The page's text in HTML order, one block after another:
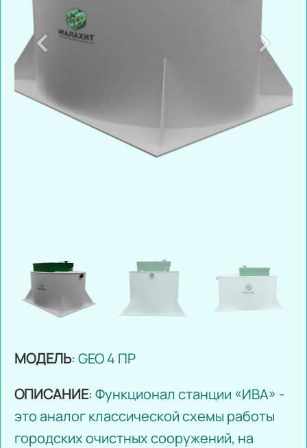
МОДЕЛЬ: GEO 4 ПР
ОПИСАНИЕ: Функционал станции «ИВА» -
это аналог классической схемы работы
городских очистных сооружений, на